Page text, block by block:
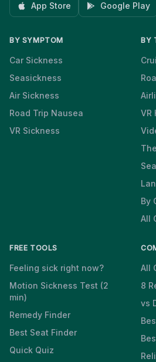
App Store Google Play
BY SYMPTOM
Car Sickness
Seasickness
Air Sickness
Road Trip Nausea
VR Sickness
BY
VR
By
All
FREE TOOLS
Feeling sick right now?
Motion Sickness Test (2
min)
Remedy Finder
Best Seat Finder
Quick Quiz
All
8
vs